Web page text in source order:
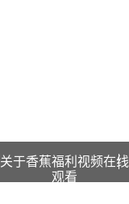
关于香蕉福利视频在线
观看